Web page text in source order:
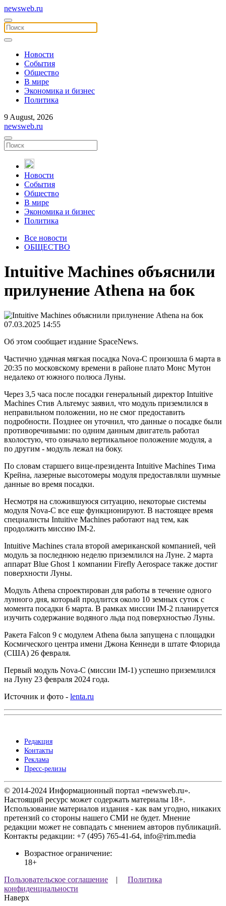
newsweb.ru
Новости
События
Общество
В мире
Экономика и бизнес
Политика
9 August, 2026
newsweb.ru
Новости
События
Общество
В мире
Экономика и бизнес
Политика
Все новости
ОБЩЕСТВО
Intuitive Machines объяснили
прилунение Athena на бок
07.03.2025 14:55
Об этом сообщает издание SpaceNews.
Частично удачная мягкая посадка Nova-C произошла 6 марта в
20:35 по московскому времени в районе плато Монс Мутон
недалеко от южного полюса Луны.
Через 3,5 часа после посадки генеральный директор Intuitive
Machines Стив Альтемус заявил, что модуль приземлился в
неправильном положении, но не смог предоставить
подробности. Позднее он уточнил, что данные о посадке были
противоречивыми: по одним данным двигатель работал
вхолостую, что означало вертикальное положение модуля, а
по другим - модуль лежал на боку.
По словам старшего вице-президента Intuitive Machines Тима
Крейна, лазерные высотомеры модуля предоставляли шумные
данные во время посадки.
Несмотря на сложившуюся ситуацию, некоторые системы
модуля Nova-C все еще функционируют. В настоящее время
специалисты Intuitive Machines работают над тем, как
продолжить миссию IM-2.
Intuitive Machines стала второй американской компанией, чей
модуль за последнюю неделю приземлился на Луне. 2 марта
аппарат Blue Ghost 1 компании Firefly Aerospace также достиг
поверхности Луны.
Модуль Athena спроектирован для работы в течение одного
лунного дня, который продлится около 10 земных суток с
момента посадки 6 марта. В рамках миссии IM-2 планируется
изучить содержание водяного льда под поверхностью Луны.
Ракета Falcon 9 с модулем Athena была запущена с площадки
Космического центра имени Джона Кеннеди в штате Флорида
(США) 26 февраля.
Первый модуль Nova-C (миссии IM-1) успешно приземлился
на Луну 23 февраля 2024 года.
Источник и фото - lenta.ru
Редакция
Контакты
Реклама
Пресс-релизы
© 2014-2024 Информационный портал «newsweb.ru».
Настоящий ресурс может содержать материалы 18+.
Использование материалов издания - как вам угодно, никаких
претензий со стороны нашего СМИ не будет. Мнение
редакции может не совпадать с мнением авторов публикаций.
Контакты редакции: +7 (495) 765-41-64, info@rim.media
Возрастное ограничение:
18+
Пользовательское соглашение | Политика
конфиденциальности
Наверх